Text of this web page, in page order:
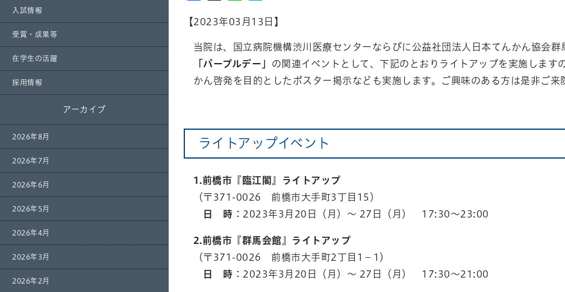
入試情報
受賞・成果等
在学生の活躍
採用情報
アーカイブ
2026年8月
2026年7月
2026年6月
2026年5月
2026年4月
2026年3月
2026年2月
【2023年03月13日 】
当院は、国立病院機構渋川医療センターならびに公益社団法人日本てんかん協会群
「パープルデー」 の関連イベントとして、下記のとおりライトアップを実施します
かん啓発を目的としたポスター掲示なども実施します。ご興味のある方は是非ご来
ライトアップイベント
1.前橋市『臨江閣』ライトアップ
（〒371-0026 前橋市大手町3丁目15）
日 時 ：2023年3月20日（月）～ 27日（月） 17:30～23:00
2.前橋市『群馬会館』ライトアップ
（〒371-0026 前橋市大手町2丁目1−1）
日 時 ：2023年3月20日（月）～ 27日（月） 17:30～21:00